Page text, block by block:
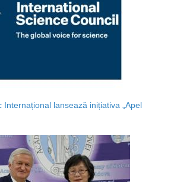
Internațional lansează inițiativa „Apel